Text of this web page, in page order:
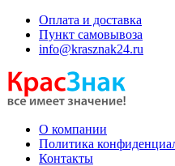
Оплата и доставка
Пункт самовывоза
info@krasznak24.ru
О компании
Политика
Контакты